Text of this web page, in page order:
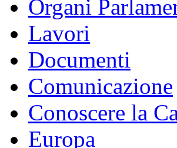
Vai al contenuto
Deputati
Organi
Lavori
Documenti